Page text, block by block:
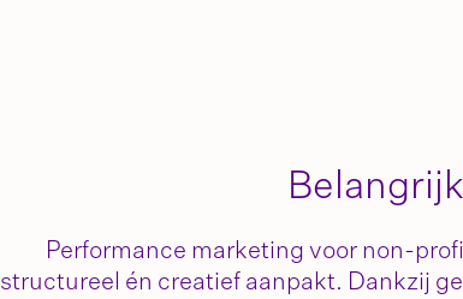
Performance marketing voor non-
structureel én creatief aanpakt. Dankzij